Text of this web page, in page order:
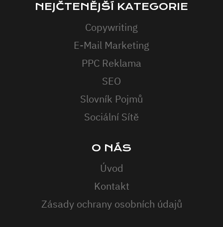
NEJČTENĚJŠÍ KATEGORIE
Copywriting
E-Mail Marketing
PPC Reklama
SEO
Slovník Pojmů
Sociální Sítě
O NÁS
Úvod
Kontakt
Zásady ochrany osobních údajů